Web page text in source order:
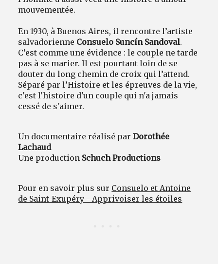
mouvementée.
En 1930, à Buenos Aires, il rencontre l’artiste
salvadorienne Consuelo Suncín Sandoval.
C’est comme une évidence : le couple ne tarde
pas à se marier. Il est pourtant loin de se
douter du long chemin de croix qui l’attend.
Séparé par l’Histoire et les épreuves de la vie,
c'est l'histoire d'un couple qui n'a jamais
cessé de s'aimer.
Un documentaire réalisé parDorothée
Lachaud
Une production Schuch Productions
Pour en savoir plus sur Consuelo et Antoine
de Saint-Exupéry - Apprivoiser les étoiles